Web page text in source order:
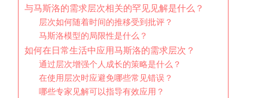
与马斯洛的需求层次相关的罕见见解是什么？
层次如何随着时间的推移受到批评？
马斯洛模型的局限性是什么？
如何在日常生活中应用马斯洛的需求层次？
通过层次增强个人成长的策略是什么？
在使用层次时应避免哪些常见错误？
哪些专家见解可以指导有效应用？